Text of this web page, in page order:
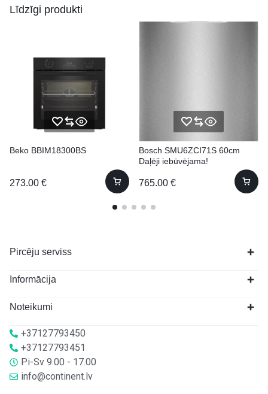
Līdzīgi produkti
Beko BBIM18300BS
273.00 €
Bosch SMU6ZCI71S 60cm
Daļēji iebūvējama!
765.00 €
Pircēju serviss
Informācija
Noteikumi
+37127793450
+37127793451
Pi-Sv 9.00 - 17.00
info@continent.lv